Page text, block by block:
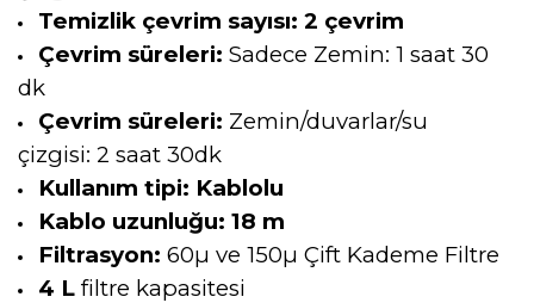
Temizlik çevrim sayısı: 2 çevrim
Çevrim süreleri: Sadece Zemin: 1 saat 30
dk
Çevrim süreleri: Zemin/duvarlar/su
çizgisi: 2 saat 30dk
Kullanım tipi: Kablolu
Kablo uzunluğu: 18 m
Filtrasyon: 60µ ve 150µ Çift Kademe Filtre
4 L filtre kapasitesi